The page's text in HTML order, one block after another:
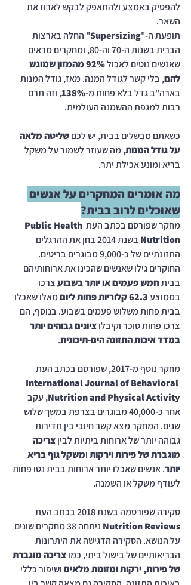
להפסיק באמצע ולהתאפק לבקש לארוז את
השאר.
תופעת ה-"Supersizing" החלה בארצות
הברית בשנות ה-70 וה-80, ומחקרים מראים
שאנשים נוטים לאכול
92% מהמזון שמוגש
להם, בלי קשר לגודל המנה. מאז, גודל המנות
בארה"ב גדל בלא פחות מ-138%, וזה תרם
רבות למגפת ההשמנה העולמית.
כשאתם מבשלים בבית, יש לכם שליטה מלאה
על גודל המנות, מה שעוזר לשמור על משקל
בריא ומונע אכילת יתר.
מה אומרים המחקרים על אנשים
שאוכלים לרוב בבית?
מחקר שפורסם בכתב העת Public Health
Nutrition
בשנת 2014 בחן את ההרגלים
התזונתיים של כ-9,000 מבוגרים בריטים.
החוקרים גילו שאנשים שהכינו את ארוחותיהם
בבית חמש פעמים או יותר בשבוע צרכו
בממוצע 62.3 קלוריות פחות ליום
מאלו שאכלו
בבית פחות משלוש פעמים בשבוע. בנוסף, הם
צרכו פחות סוכר וקיבלו ציונים גבוהים יותר
במדד איכות התזונה הים-תיכונית.
מחקר נוסף מ-2017, שפורסם בכתב העת
International Journal of Behavioral
Nutrition and Physical Activity, עקב
אחר כ-40,000 מבוגרים בצרפת במשך שלוש
שנים. המחקר מצא קשר חיובי בין תדירות
גבוהה יותר של ארוחות ביתיות לבין צריכה
מוגברת של פירות וירקות ומשקל גוף בריא
יותר. אנשים שאכלו יותר ארוחות בבית נטו פחות
לעודף משקל או השמנה.
סקירה שפורסמה בשנת 2018 בכתב העת
Nutrition Reviews
ניתחה 38 מחקרים שונים
על הנושא. הסקירה הדגישה את היתרונות
הבריאותיים של בישול ביתי, כמו צריכה מוגברת
של פירות, ירקות ומזונות מלאים ושיפור כללי